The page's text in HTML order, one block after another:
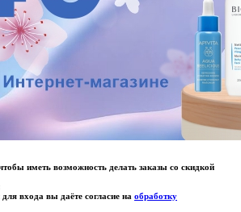
иметь возможность делать заказы со скидкой
входа вы даёте согласие на обработку